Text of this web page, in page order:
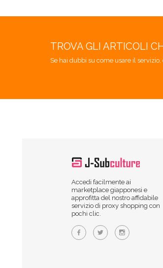
TROVA GLI ARTICOLI
Se hai dubbi su come usare il servizio,
Accedi facilmente ai
marketplace giapponesi e
approfitta del nostro affidabile
servizio di proxy shopping con
pochi clic.